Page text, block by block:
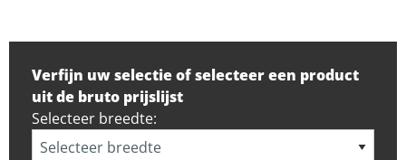
Verfijn uw selectie of selecteer een product
uit de bruto prijslijst
Selecteer breedte: